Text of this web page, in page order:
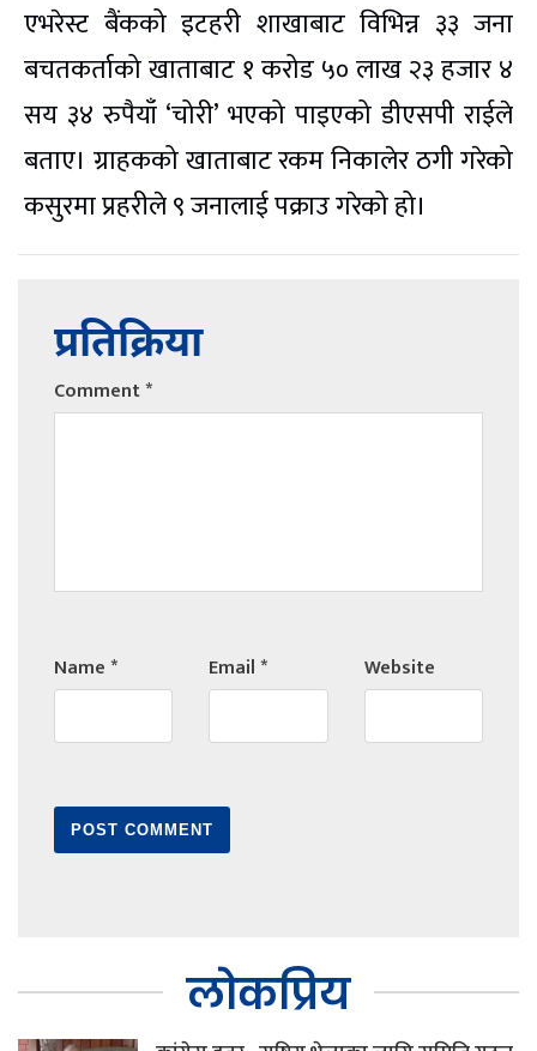
एभरेस्ट बैंकको इटहरी शाखाबाट विभिन्न ३३ जना
बचतकर्ताको खाताबाट १ करोड ५० लाख २३ हजार ४
सय ३४ रुपैयाँ ‘चोरी’ भएको पाइएको डीएसपी राईले
बताए। ग्राहकको खाताबाट रकम निकालेर ठगी गरेको
कसुरमा प्रहरीले ९ जनालाई पक्राउ गरेको हो।
प्रतिक्रिया
Comment*
Name* Email* Website
लोकप्रिय